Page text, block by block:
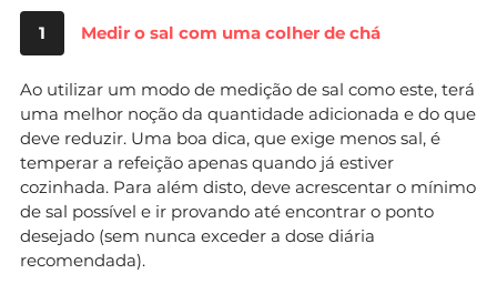
1 Medir o sal com uma colher de chá
Ao utilizar um modo de medição de sal como este, terá
uma melhor noção da quantidade adicionada e do que
deve reduzir. Uma boa dica, que exige menos sal, é
temperar a refeição apenas quando já estiver
cozinhada. Para além disto, deve acrescentar o mínimo
de sal possível e ir provando até encontrar o ponto
desejado (sem nunca exceder a dose diária
recomendada).